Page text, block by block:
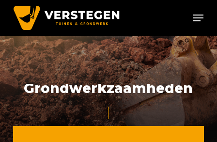
Skip
main
content
Menu
Grondwerkzaamheden
Menu